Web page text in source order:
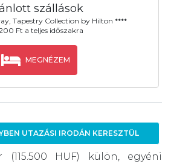
szállások
Tapestry Collection by Hilton ****
Ft a teljes időszakra
MEGNÉZEM
UTAZÁSI IRODÁN KERESZTÜL
HUF) külön, egyéni